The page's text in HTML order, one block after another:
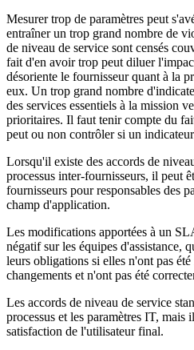
Mesurer trop de paramètres peut
entraîner un trop grand nombre de
de niveau de service sont censés
fait d'en avoir trop peut diluer
désoriente le fournisseur quant à la
eux. Un trop grand nombre
des services essentiels à la mission
prioritaires. Il faut tenir compte du
peut ou non contrôler si un
Lorsqu'il existe des accords de
processus inter-fournisseurs, il peut
fournisseurs pour responsables des
champ d'application.
Les modifications apportées à un
négatif sur les équipes d'assistance,
leurs obligations si elles n'ont pas
changements et n'ont pas été
Les accords de niveau de service
processus et les paramètres IT, mais
satisfaction de l'utilisateur final.